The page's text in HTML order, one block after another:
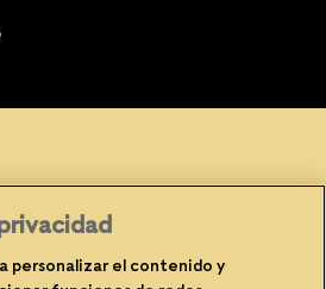
personalizar el contenido y